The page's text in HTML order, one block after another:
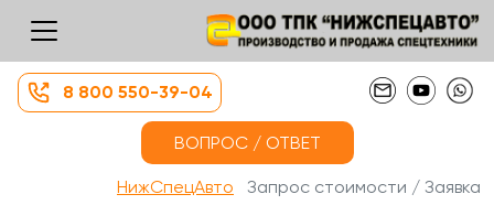
8 800 550-39-04
ВОПРОС / ОТВЕТ
НижСпецАвто Запрос стоимости / Заявка